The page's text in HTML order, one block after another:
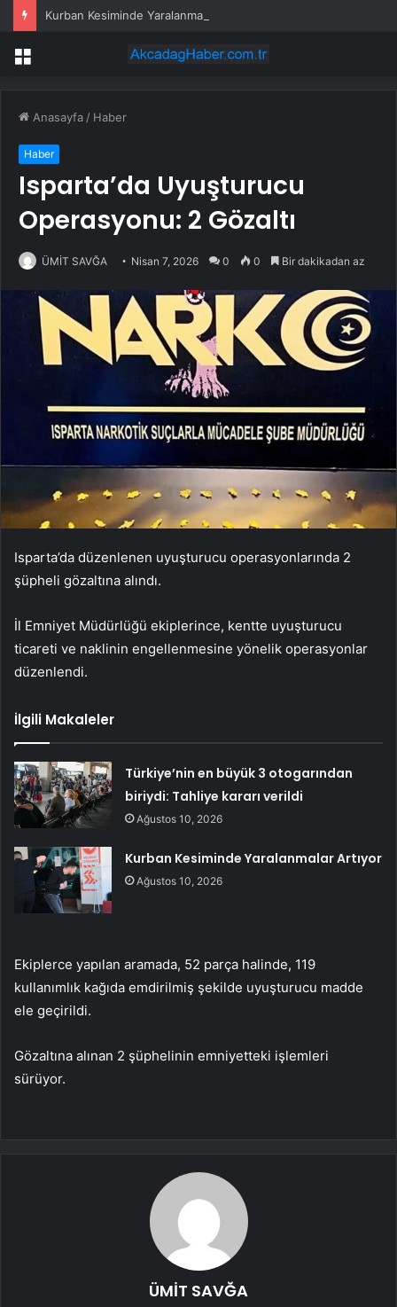
Kurban Kesiminde Yaralanmalar Artıyor
Menü
Anasayfa / Haber
Haber
Isparta’da Uyuşturucu
Operasyonu: 2 Gözaltı
ÜMİT SAVĞA Nisan 7, 2026 0 0 Bir dakikadan az
Isparta’da düzenlenen uyuşturucu operasyonlarında 2
şüpheli gözaltına alındı.
İl Emniyet Müdürlüğü ekiplerince, kentte uyuşturucu
ticareti ve naklinin engellenmesine yönelik operasyonlar
düzenlendi.
İlgili Makaleler
Türkiye’nin en büyük 3 otogarından
biriydi: Tahliye kararı verildi
Ağustos 10, 2026
Kurban Kesiminde Yaralanmalar Artıyor
Ağustos 10, 2026
Ekiplerce yapılan aramada, 52 parça halinde, 119
kullanımlık kağıda emdirilmiş şekilde uyuşturucu madde
ele geçirildi.
Gözaltına alınan 2 şüphelinin emniyetteki işlemleri
sürüyor.
ÜMİT SAVĞA